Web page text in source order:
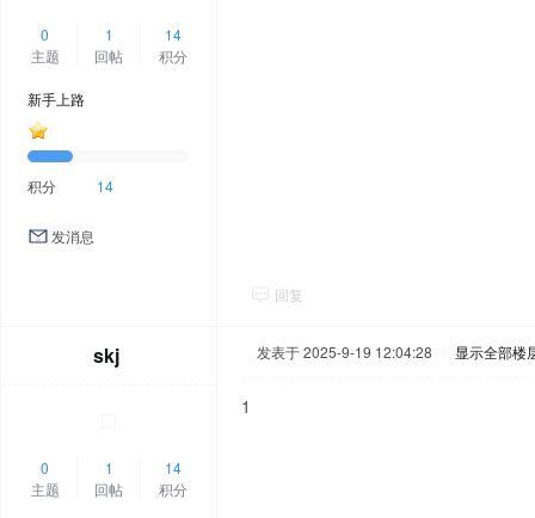
0
主题
1
回帖
14
积分
新手上路
积分 14
发消息
回复
skj
0
主题
1
回帖
14
积分
发表于 2025-9-19 12:04:28 显示全部楼
1